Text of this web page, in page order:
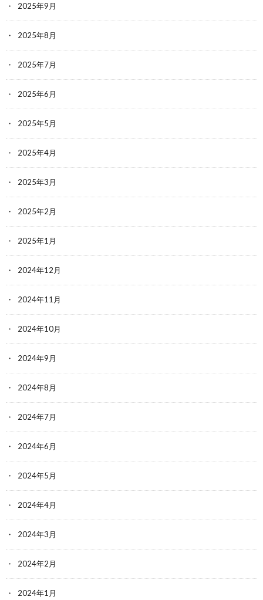
2025年9月
2025年8月
2025年7月
2025年6月
2025年5月
2025年4月
2025年3月
2025年2月
2025年1月
2024年12月
2024年11月
2024年10月
2024年9月
2024年8月
2024年7月
2024年6月
2024年5月
2024年4月
2024年3月
2024年2月
2024年1月